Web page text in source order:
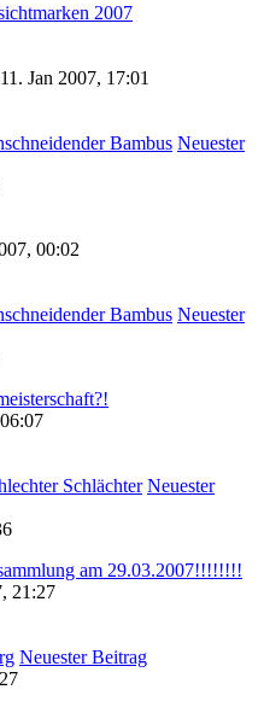
2007
Jan 2007, 17:01
Bambus Neuester
00:02
Bambus Neuester
Schlächter Neuester
am 29.03.2007!!!!!!!!
21:27
Neuester Beitrag